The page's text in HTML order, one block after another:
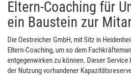
Eltern-Coaching für
ein Baustein zur
Die Oestreicher GmbH, mit Sitz in
Eltern-Coaching, um so dem
entgegenwirken zu können. Dieser Service
der Nutzung vorhandener